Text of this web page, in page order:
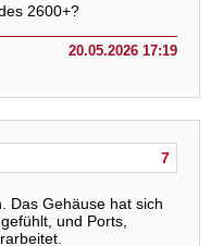
2600+?
20.05.2026 17:19
7
Das Gehäuse hat sich
und Ports,